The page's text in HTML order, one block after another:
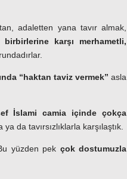
adaletten yana tavır almak,
birbirlerine karşı merhametli,
“haktan taviz vermek” asla
İslami camia içinde çokça
da tavırsızlıklarla karşılaştık.
yüzden pek çok dostumuzla